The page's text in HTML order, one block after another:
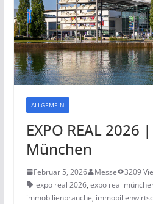
ALLGEMEIN
EXPO REAL 2026
München
Februar 5, 2026 Messe
3209
expo real 2026, expo real
immobilienbranche,